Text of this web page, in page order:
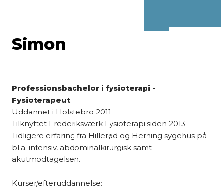
Simon
Professionsbachelor i fysioterapi -
Fysioterapeut
​Uddannet i Holstebro 2011
Tilknyttet Frederiksværk Fysioterapi siden 2013
Tidligere erfaring fra Hillerød og Herning sygehus på
bl.a. intensiv, abdominalkirurgisk samt
akutmodtagelsen.
Kurser/efteruddannelse: